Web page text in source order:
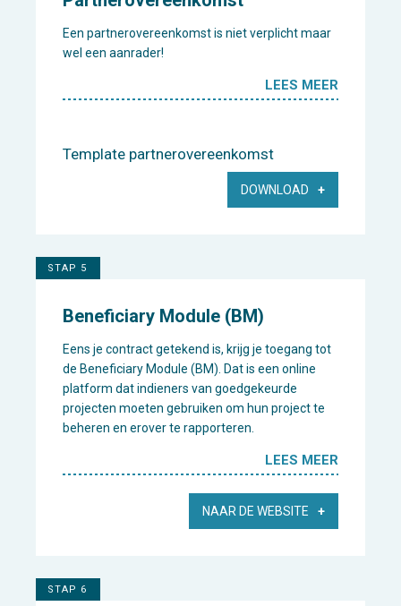
Een partnerovereenkomst is niet verplicht maar
wel een aanrader!
LEES MEER
Template partnerovereenkomst
DOWNLOAD
STAP 5
Beneficiary Module (BM)
Eens je contract getekend is, krijg je toegang tot
de Beneficiary Module (BM). Dat is een online
platform dat indieners van goedgekeurde
projecten moeten gebruiken om hun project te
beheren en erover te rapporteren.
LEES MEER
NAAR DE WEBSITE
STAP 6